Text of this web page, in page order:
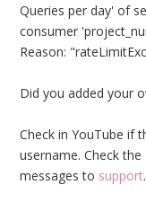
Queries per day' of
consumer
Reason:
Did you added your
Check in YouTube if
username. Check the
messages to support.